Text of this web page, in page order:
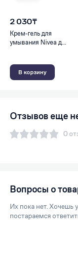
2 030₸
Крем-гель для
умывания Nivea д...
В корзину
Отзывов еще
0
Вопросы о
Их пока нет. Хочешь
постараемся